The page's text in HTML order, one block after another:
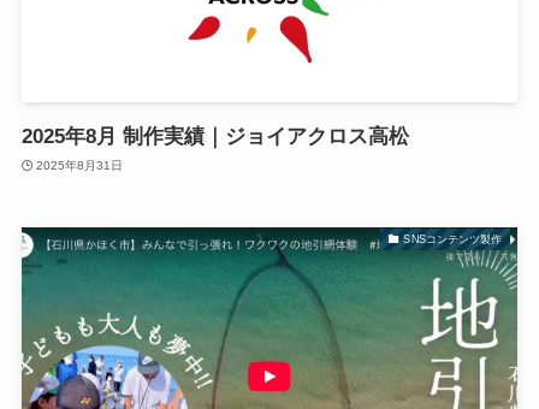
2025年8月 制作実績｜ジョイアクロス高松
2025年8月31日
SNSコンテンツ製作